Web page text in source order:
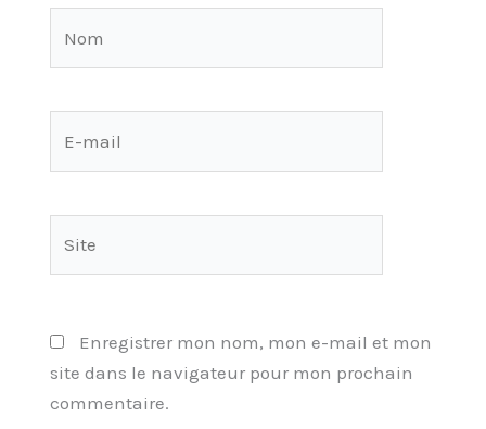
Enregistrer mon nom, mon e-mail et mon
site dans le navigateur pour mon prochain
commentaire.